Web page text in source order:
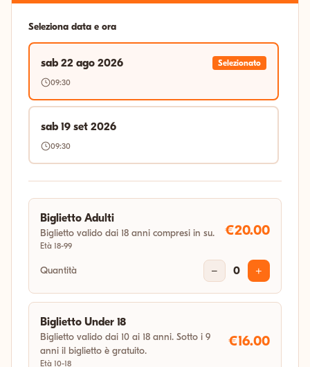
Seleziona data e ora
sab 22 ago 2026
Selezionato
09:30
sab 19 set 2026
09:30
Biglietto Adulti
Biglietto valido dai 18 anni compresi in su.
Età 18-99
€20.00
Quantità − 0 +
Biglietto Under 18
Biglietto valido dai 10 ai 18 anni. Sotto i 9
anni il biglietto è gratuito.
Età 10-18
€16.00